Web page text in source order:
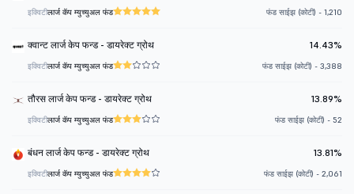
इक्विटीलार्ज कॅप म्युच्युअल फंड फंड साईझ (कोटी) - 1,210
क्वान्ट लार्ज केप फन्ड - डायरेक्ट ग्रोथ 14.43%
इक्विटीलार्ज कॅप म्युच्युअल फंड फंड साईझ (कोटी) - 3,388
तौरस लार्ज केप फन्ड - डायरेक्ट ग्रोथ 13.89%
इक्विटीलार्ज कॅप म्युच्युअल फंड फंड साईझ (कोटी) - 52
बंधन लार्ज केप फन्ड - डायरेक्ट ग्रोथ 13.81%
इक्विटीलार्ज कॅप म्युच्युअल फंड फंड साईझ (कोटी) - 2,061